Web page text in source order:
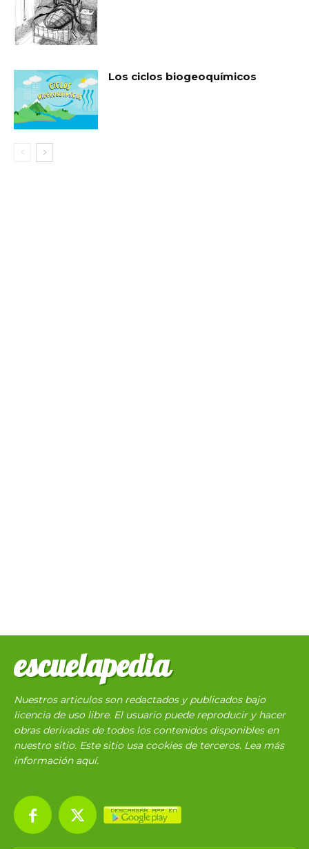
Los ciclos biogeoquímicos
escuelapedia
Nuestros articulos son redactados y publicados bajo
licencia de uso libre. El usuario puede reproducir y hacer
obras derivadas de todos los contenidos disponibles en
nuestro sitio. Este sitio usa cookies de terceros. Lea más
información aquí.